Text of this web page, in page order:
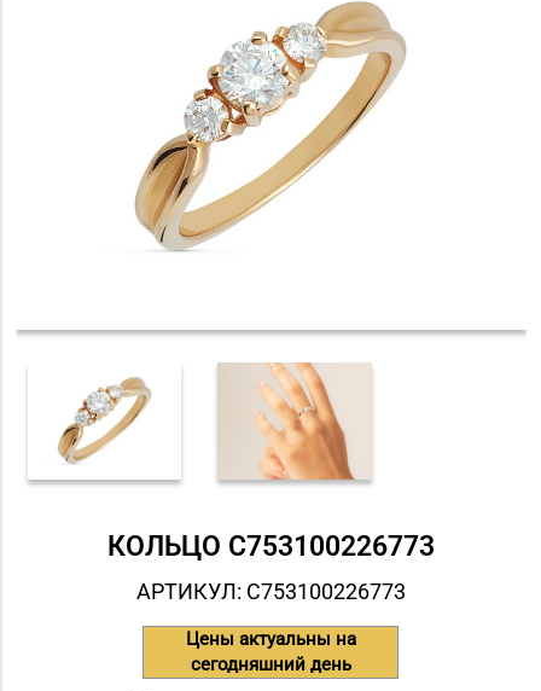
КОЛЬЦО С753100226773
АРТИКУЛ: С753100226773
Цены актуальны на
сегодняшний день